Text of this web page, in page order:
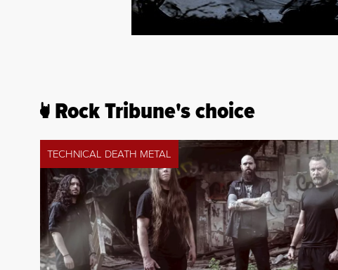
Rock Tribune's choice
TECHNICAL DEATH METAL